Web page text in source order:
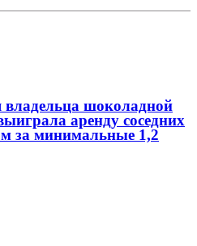
шоколадной
аренду соседних
за минимальные 1,2